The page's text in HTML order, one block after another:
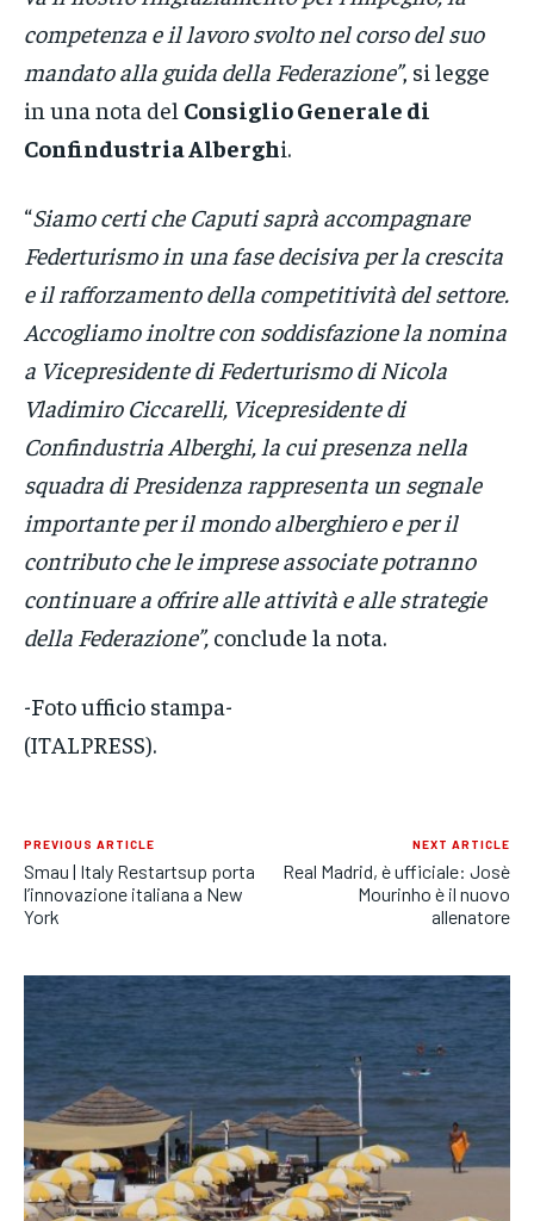
competenza e il lavoro svolto nel corso del suo
mandato alla guida della Federazione”, si legge
in una nota del Consiglio Generale di
Confindustria Alberghi.
“Siamo certi che Caputi saprà accompagnare
Federturismo in una fase decisiva per la crescita
e il rafforzamento della competitività del settore.
Accogliamo inoltre con soddisfazione la nomina
a Vicepresidente di Federturismo di Nicola
Vladimiro Ciccarelli, Vicepresidente di
Confindustria Alberghi, la cui presenza nella
squadra di Presidenza rappresenta un segnale
importante per il mondo alberghiero e per il
contributo che le imprese associate potranno
continuare a offrire alle attività e alle strategie
della Federazione”, conclude la nota.
-Foto ufficio stampa-
(ITALPRESS).
PREVIOUS ARTICLE
Smau | Italy Restartsup porta
l’innovazione italiana a New
York
NEXT ARTICLE
Real Madrid, è ufficiale: Josè
Mourinho è il nuovo
allenatore